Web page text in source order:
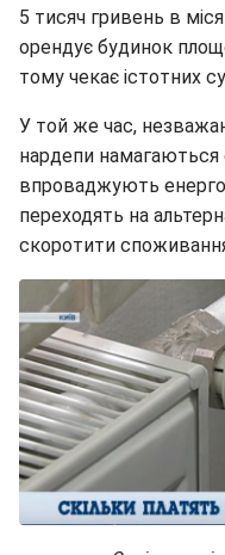
5 тисяч гривень в
орендує будинок
тому чекає істотних
У той же час,
нардепи
впроваджують
переходять на
скоротити